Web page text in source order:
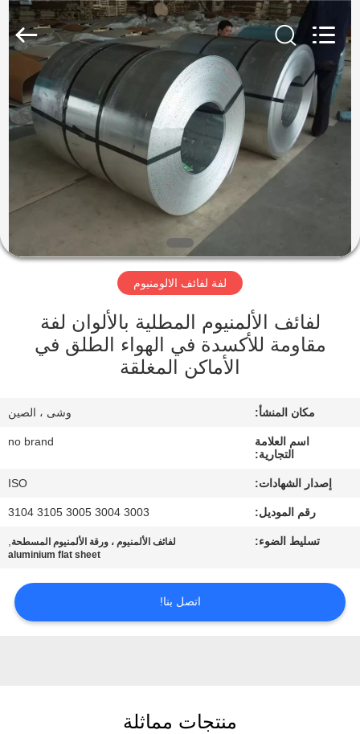
المنزل
المنتجات
معلومات
عنا
جولة
مراقبة
الجودة
اطلب
اقتباس
HONGJINMILAI
STEEL
CO.,LTD.
Rights
Reserved.
لفة لفائف الالومنيوم
لفائف الألمنيوم المطلية بالألوان لفة
مقاومة للأكسدة في الهواء الطلق في
الأماكن المغلقة
مكان المنشأ: وشى ، الصين
اسم العلامة
التجارية:
no brand
إصدار الشهادات: ISO
رقم الموديل: 3003 3004 3005 3105 3104
تسليط الضوء: لفائف الألمنيوم ، ورقة الألمنيوم المسطحة,
aluminium flat sheet
اتصل بنا!
منتجات مماثلة